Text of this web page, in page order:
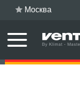
Москва